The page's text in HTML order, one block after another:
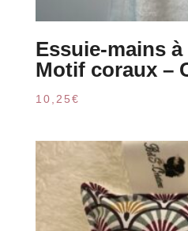
Essuie-mains
Motif coraux –
10,25€